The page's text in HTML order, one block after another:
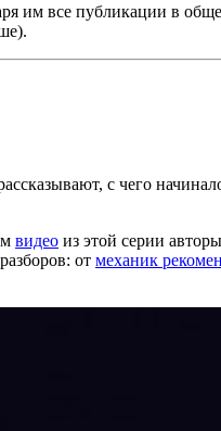
им все публикации в
с чего
видео из этой серии
от механик